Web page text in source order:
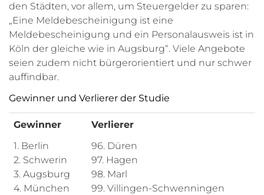
den Städten, vor allem, um Steuergelder zu sparen:
„Eine Meldebescheinigung ist eine
Meldebescheinigung und ein Personalausweis ist in
Köln der gleiche wie in Augsburg“. Viele Angebote
seien zudem nicht bürgerorientiert und nur schwer
auffindbar.
Gewinner und Verlierer der Studie
Gewinner
1. Berlin
2. Schwerin
3. Augsburg
4. München
Verlierer
96. Düren
97. Hagen
98. Marl
99. Villingen-Schwenningen